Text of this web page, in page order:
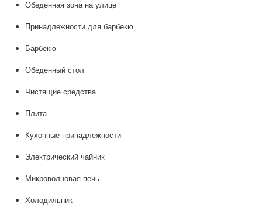
Обеденная зона на улице
Принадлежности для барбекю
Барбекю
Обеденный стол
Чистящие средства
Плита
Кухонные принадлежности
Электрический чайник
Микроволновая печь
Холодильник